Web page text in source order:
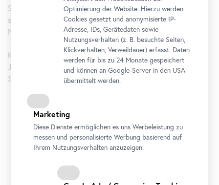
Staatsvertrags 1955. In einer umfangreichen Ausstellung
setzt sich das Museum nun mit seiner wechselhaften
Nutzung auseinander.
Kuratiert von Björn Blauensteiner, Sabine Grabner, Kerstin
Jesse (Konzeptmitarbeit), Alexander Klee, Georg Lechner,
Stefan Lehner, Monika Mayer und Luisa Ziaja.
Unteres Belvedere
Öffnungszeiten
Montag bis Sonntag 10 bis 18 Uhr
Rennweg 6, 1030 Wien
Optimierung der Website. Hierzu werden
Cookies gesetzt und anonymisierte IP-
Adresse, IDs, Gerätedaten sowie
Nutzungsverhalten (z. B. besuchte Seiten,
Klickverhalten, Verweildauer) erfasst. Daten
werden für bis zu 24 Monate gespeichert
und können an Google-Server in den USA
übermittelt werden.
Marketing
Diese Dienste ermöglichen es uns Werbeleistung zu
messen und personalisierte Werbung basierend auf
Ihrem Nutzungsverhalten anzuzeigen.